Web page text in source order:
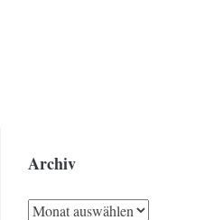
Archiv
Archiv